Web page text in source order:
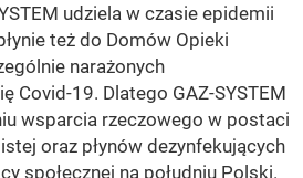
udziela w czasie epidemii
też do Domów Opieki
narażonych
Covid-19. Dlatego GAZ-SYSTEM
wsparcia rzeczowego w postaci
oraz płynów dezynfekujących
społecznej na południu Polski.